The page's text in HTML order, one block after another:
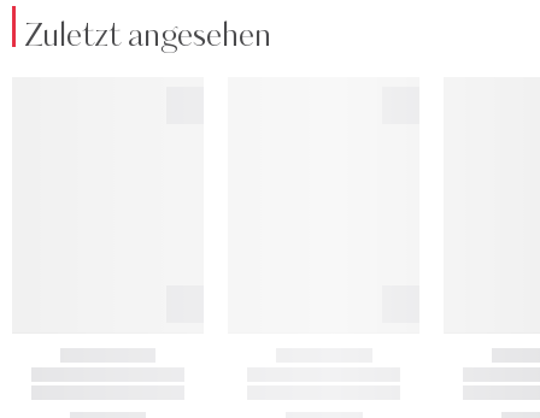
Zuletzt angesehen